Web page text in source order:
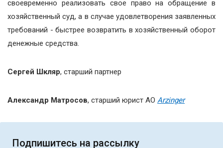
своевременно реализовать свое право на обращение в
хозяйственный суд, а в случае удовлетворения заявленных
требований - быстрее возвратить в хозяйственный оборот
денежные средства.
Сергей Шкляр, старший партнер
Александр Матросов, старший юрист АО Arzinger
Подпишитесь на рассылку